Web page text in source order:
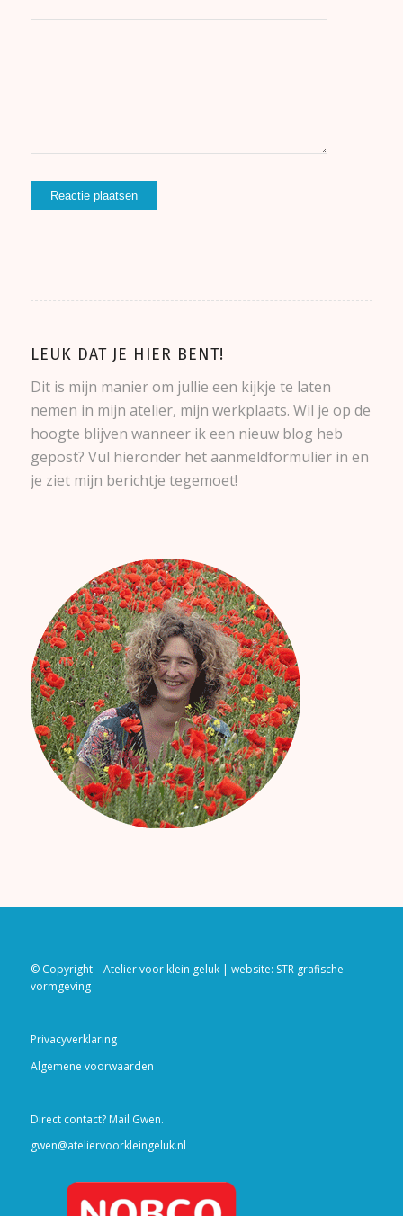
LEUK DAT JE HIER BENT!
Dit is mijn manier om jullie een kijkje te laten
nemen in mijn atelier, mijn werkplaats. Wil je op de
hoogte blijven wanneer ik een nieuw blog heb
gepost? Vul hieronder het aanmeldformulier in en
je ziet mijn berichtje tegemoet!
© Copyright – Atelier voor klein geluk | website: STR grafische
vormgeving
Privacyverklaring
Algemene voorwaarden
Direct contact? Mail Gwen.
gwen@ateliervoorkleingeluk.nl